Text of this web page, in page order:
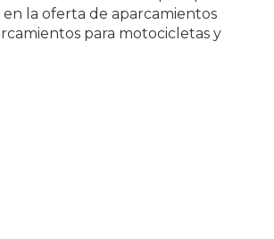
la oferta de aparcamientos
para motocicletas y